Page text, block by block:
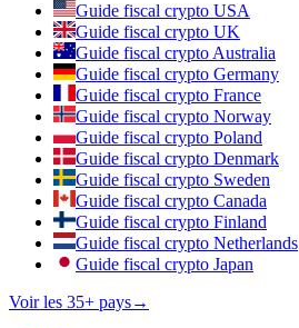
Guide fiscal crypto USA
Guide fiscal crypto UK
Guide fiscal crypto Australia
Guide fiscal crypto Germany
Guide fiscal crypto France
Guide fiscal crypto Norway
Guide fiscal crypto Poland
Guide fiscal crypto Denmark
Guide fiscal crypto Sweden
Guide fiscal crypto Canada
Guide fiscal crypto Finland
Guide fiscal crypto Netherlands
Guide fiscal crypto Japan
Voir les 35+ pays→